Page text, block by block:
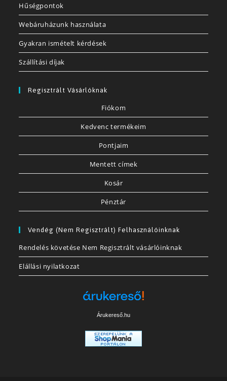
Hűségpontok
Webáruházunk használata
Gyakran ismételt kérdések
Szállítási díjak
Regisztrált Vásárlóknak
Fiókom
Kedvenc termékeim
Pontjaim
Mentett címek
Kosár
Pénztár
Vendég (nem Regisztrált) Felhasználóinknak
Rendelés követése Nem Regisztrált vásárlóinknak
Elállási nyilatkozat
Árukereső.hu